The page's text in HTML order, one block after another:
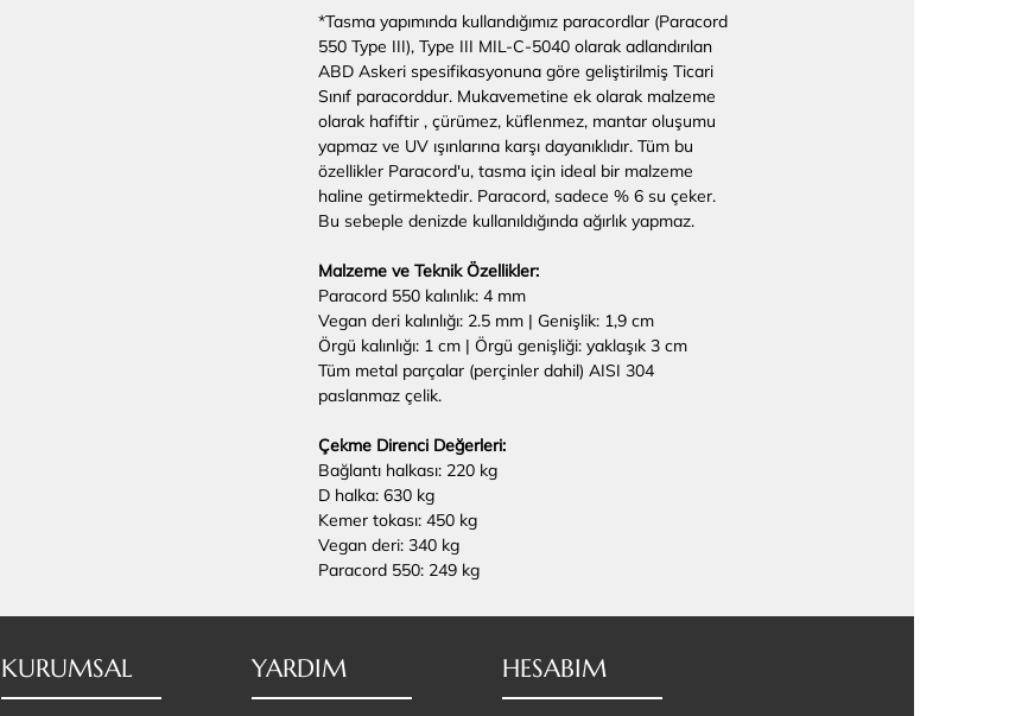
*Tasma yapımında kullandığımız paracordlar (Paracord
550 Type III), Type III MIL-C-5040 olarak adlandırılan
ABD Askeri spesifikasyonuna göre geliştirilmiş Ticari
Sınıf paracorddur. Mukavemetine ek olarak malzeme
olarak hafiftir , çürümez, küflenmez, mantar oluşumu
yapmaz ve UV ışınlarına karşı dayanıklıdır. Tüm bu
özellikler Paracord'u, tasma için ideal bir malzeme
haline getirmektedir. Paracord, sadece % 6 su çeker.
Bu sebeple denizde kullanıldığında ağırlık yapmaz.
Malzeme ve Teknik Özellikler:
Paracord 550 kalınlık: 4 mm
Vegan deri kalınlığı: 2.5 mm | Genişlik: 1,9 cm
Örgü kalınlığı: 1 cm | Örgü genişliği: yaklaşık 3 cm
Tüm metal parçalar (perçinler dahil) AISI 304
paslanmaz çelik.
Çekme Direnci Değerleri:
Bağlantı halkası: 220 kg
D halka: 630 kg
Kemer tokası: 450 kg
Vegan deri: 340 kg
Paracord 550: 249 kg
KURUMSAL YARDIM HESABIM